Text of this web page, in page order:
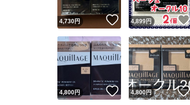
4,730円 いいね！
4,899円
4,800円 いいね！
4,800円